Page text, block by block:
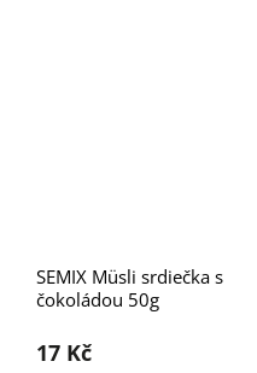
SEMIX Müsli srdiečka s
čokoládou 50g
17 Kč